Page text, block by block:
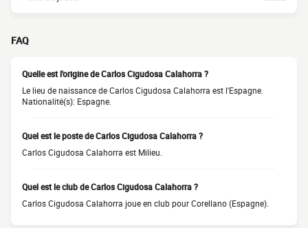
FAQ
Quelle est l'origine de Carlos Cigudosa Calahorra ?
Le lieu de naissance de Carlos Cigudosa Calahorra est l'Espagne.
Nationalité(s): Espagne.
Quel est le poste de Carlos Cigudosa Calahorra ?
Carlos Cigudosa Calahorra est Milieu.
Quel est le club de Carlos Cigudosa Calahorra ?
Carlos Cigudosa Calahorra joue en club pour Corellano (Espagne).